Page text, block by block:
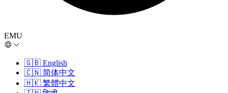
EMU
🇬🇧 English
🇨🇳 简体中文
🇭🇰 繁體中文